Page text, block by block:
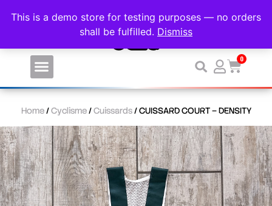
This is a demo store for testing purposes — no orders
shall be fulfilled. Dismiss
0
Home/Cyclisme/Cuissards/ CUISSARD COURT – DENSITY